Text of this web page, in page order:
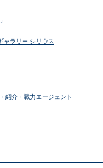
ャラリー シリウス
紹介・戦力エージェント